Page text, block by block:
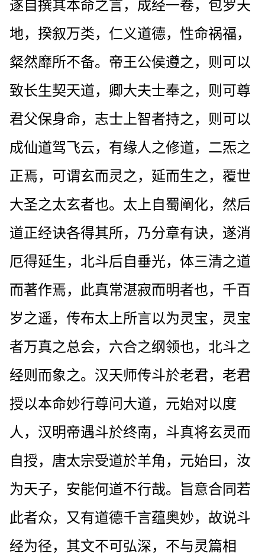
遂自撰其本命之言，成经一卷，包罗天
地，揆叙万类，仁义道德，性命祸福，
粲然靡所不备。帝王公侯遵之，则可以
致长生契天道，卿大夫士奉之，则可尊
君父保身命，志士上智者持之，则可以
成仙道驾飞云，有缘人之修道，二炁之
正焉，可谓玄而灵之，延而生之，覆世
大圣之太玄者也。太上自蜀阐化，然后
道正经诀各得其所，乃分章有诀，遂消
厄得延生，北斗后自垂光，体三清之道
而著作焉，此真常湛寂而明者也，千百
岁之遥，传布太上所言以为灵宝，灵宝
者万真之总会，六合之纲领也，北斗之
经则而象之。汉天师传斗於老君，老君
授以本命妙行尊问大道，元始对以度
人，汉明帝遇斗於终南，斗真将玄灵而
自授，唐太宗受道於羊角，元始曰，汝
为天子，安能何道不行哉。旨意合同若
此者众，又有道德千言蕴奥妙，故说斗
经为径，其文不可弘深，不与灵篇相